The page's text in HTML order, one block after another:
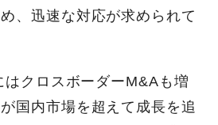
、迅速な対応が求められて
はクロスボーダーM&Aも増
国内市場を超えて成長を追